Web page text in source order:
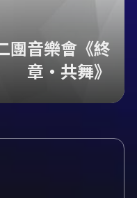
團音樂會《終
章・共舞》